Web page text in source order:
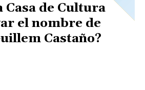
Casa de Cultura
el nombre de
Castaño?